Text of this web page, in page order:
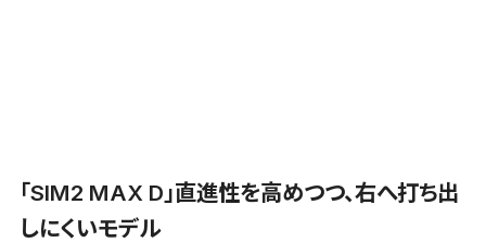
「SIM2 MAX D」直進性を高めつつ、右へ打ち出
しにくいモデル